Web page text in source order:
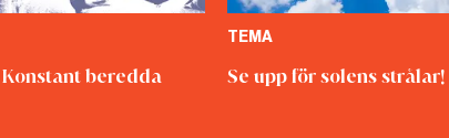
Konstant beredda
TEMA
Se upp för solens strålar!